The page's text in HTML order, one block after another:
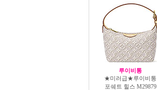
루이비통
★미러급★루이비통
포쉐트 힐스 M29879